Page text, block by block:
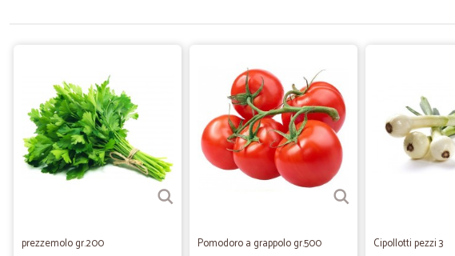
prezzemolo gr.200 Pomodoro a grappolo gr.500 Cipollotti pezzi 3